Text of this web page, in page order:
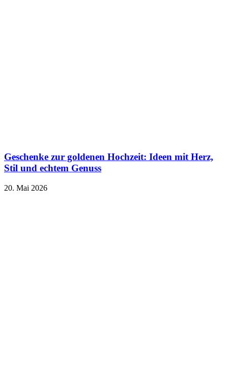
Geschenke zur goldenen Hochzeit: Ideen mit Herz,
Stil und echtem Genuss
20. Mai 2026